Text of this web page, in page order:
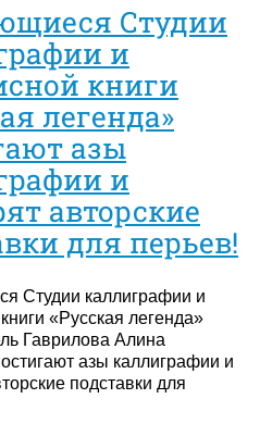
Студии
и
книги
легенда»
азы
и
авторские
для перьев!
Студии каллиграфии и
«Русская легенда»
Гаврилова Алина
азы каллиграфии и
подставки для